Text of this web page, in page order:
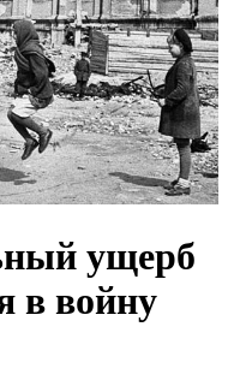
ущерб
в войну